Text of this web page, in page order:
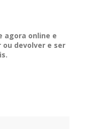
agora online e
devolver e ser